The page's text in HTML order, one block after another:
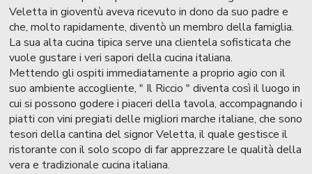
Veletta in gioventù aveva ricevuto in dono da suo padre e
che, molto rapidamente, diventò un membro della famiglia.
La sua alta cucina tipica serve una clientela sofisticata che
vuole gustare i veri sapori della cucina italiana.
Mettendo gli ospiti immediatamente a proprio agio con il
suo ambiente accogliente, " Il Riccio " diventa così il luogo in
cui si possono godere i piaceri della tavola, accompagnando i
piatti con vini pregiati delle migliori marche italiane, che sono
tesori della cantina del signor Veletta, il quale gestisce il
ristorante con il solo scopo di far apprezzare le qualità della
vera e tradizionale cucina italiana.